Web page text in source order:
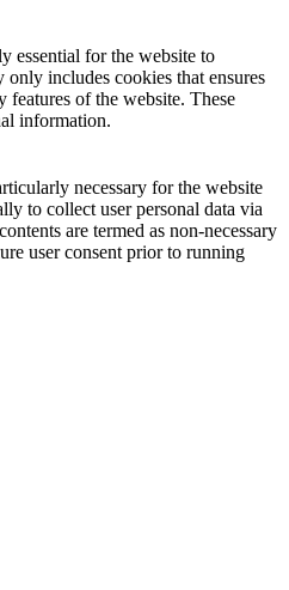
essential for the website to
includes cookies that ensures
features of the website. These
information.
necessary for the website
to collect user personal data via
are termed as non-necessary
user consent prior to running